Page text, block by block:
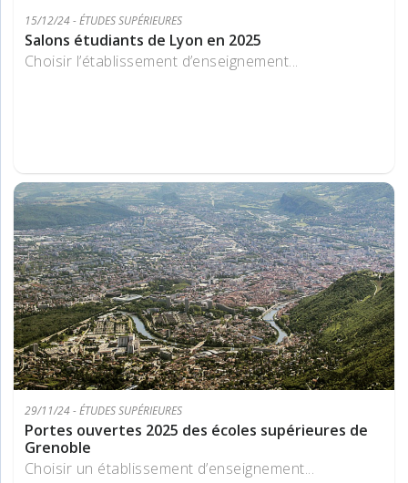
15/12/24 - ÉTUDES SUPÉRIEURES
Salons étudiants de Lyon en 2025
Choisir l’établissement d’enseignement...
29/11/24 - ÉTUDES SUPÉRIEURES
Portes ouvertes 2025 des écoles supérieures de
Grenoble
Choisir un établissement d’enseignement...